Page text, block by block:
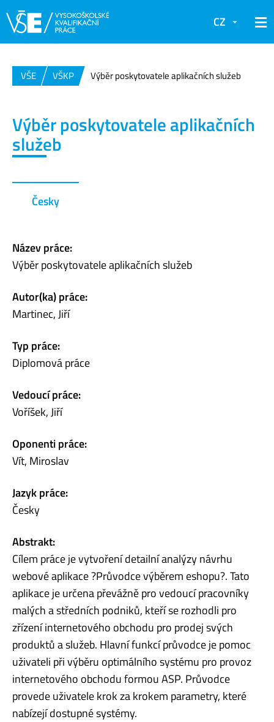
CZ
VŠE VŠKP Výběr poskytovatele aplikačních služeb
Výběr poskytovatele aplikačních
služeb
Česky
Název práce:
Výběr poskytovatele aplikačních služeb
Autor(ka) práce:
Martinec, Jiří
Typ práce:
Diplomová práce
Vedoucí práce:
Voříšek, Jiří
Oponenti práce:
Vít, Miroslav
Jazyk práce:
Česky
Abstrakt:
Cílem práce je vytvoření detailní analýzy návrhu
webové aplikace ?Průvodce výběrem eshopu?. Tato
aplikace je určena převážně pro vedoucí pracovníky
malých a středních podniků, kteří se rozhodli pro
zřízení internetového obchodu pro prodej svých
produktů a služeb. Hlavní funkcí průvodce je pomoc
uživateli při výběru optimálního systému pro provoz
internetového obchodu formou ASP. Průvodce
provede uživatele krok za krokem parametry, které
nabízejí dostupné systémy.